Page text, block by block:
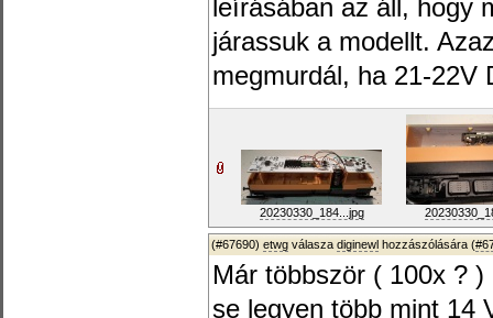
leírásában az áll, hogy
járassuk a modellt.
megmurdál, ha 21-22V
20230330_184...jpg
(#67690) etwg válasza diginewl hozzászólására (
Már többször ( 100x ?
se legyen több mint 14